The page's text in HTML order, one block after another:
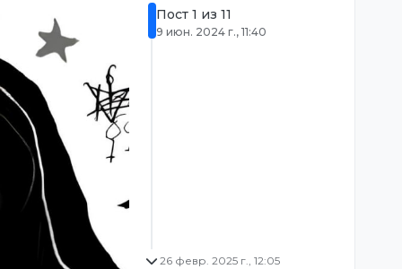
Пост 1 из 11
9 июн. 2024 г., 11:40
26 февр. 2025 г., 12:05